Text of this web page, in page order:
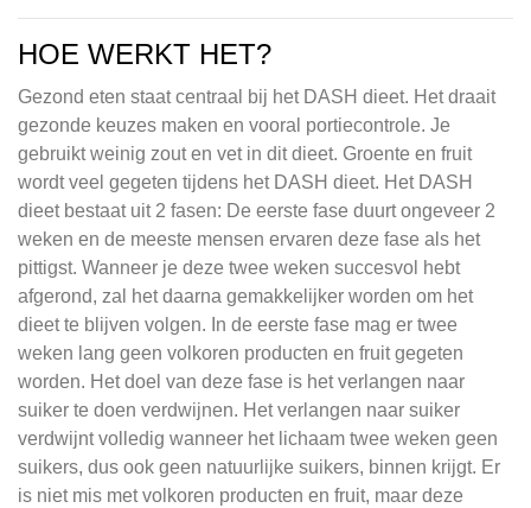
HOE WERKT HET?
Gezond eten staat centraal bij het DASH dieet. Het draait
gezonde keuzes maken en vooral portiecontrole. Je
gebruikt weinig zout en vet in dit dieet. Groente en fruit
wordt veel gegeten tijdens het DASH dieet. Het DASH
dieet bestaat uit 2 fasen: De eerste fase duurt ongeveer 2
weken en de meeste mensen ervaren deze fase als het
pittigst. Wanneer je deze twee weken succesvol hebt
afgerond, zal het daarna gemakkelijker worden om het
dieet te blijven volgen. In de eerste fase mag er twee
weken lang geen volkoren producten en fruit gegeten
worden. Het doel van deze fase is het verlangen naar
suiker te doen verdwijnen. Het verlangen naar suiker
verdwijnt volledig wanneer het lichaam twee weken geen
suikers, dus ook geen natuurlijke suikers, binnen krijgt. Er
is niet mis met volkoren producten en fruit, maar deze